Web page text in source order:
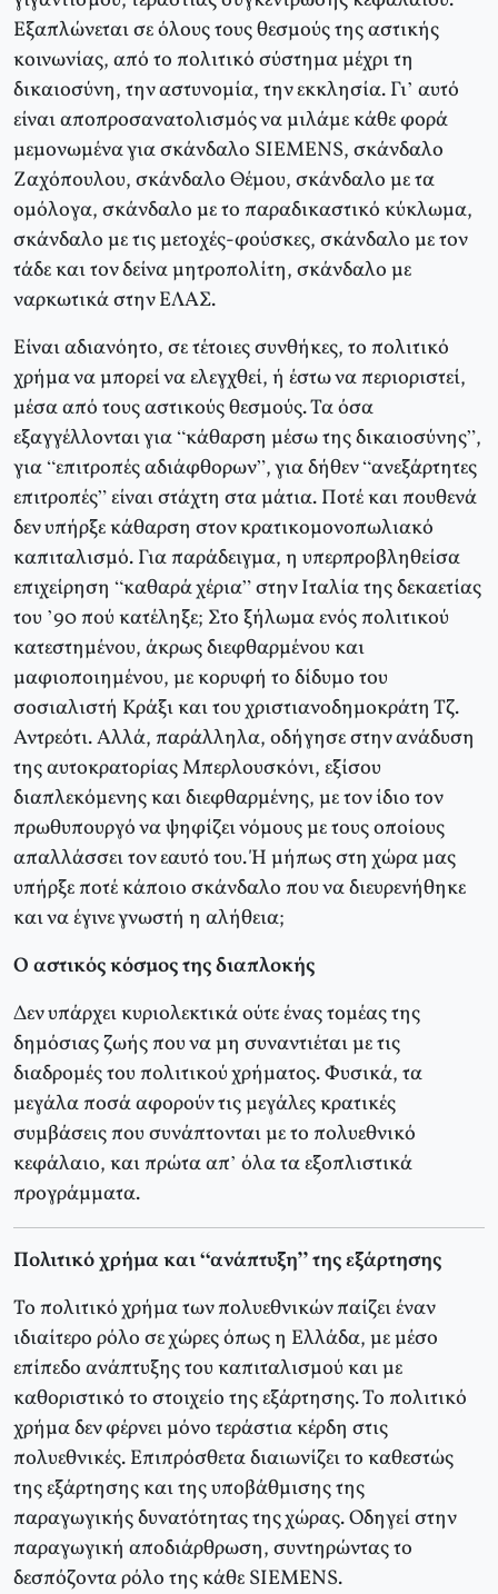
Εξαπλώνεται σε όλους τους θεσμούς της αστικής
κοινωνίας, από το πολιτικό σύστημα μέχρι τη
δικαιοσύνη, την αστυνομία, την εκκλησία. Γι’ αυτό
είναι αποπροσανατολισμός να μιλάμε κάθε φορά
μεμονωμένα για σκάνδαλο SIEMENS, σκάνδαλο
Ζαχόπουλου, σκάνδαλο Θέμου, σκάνδαλο με τα
ομόλογα, σκάνδαλο με το παραδικαστικό κύκλωμα,
σκάνδαλο με τις μετοχές-φούσκες, σκάνδαλο με τον
τάδε και τον δείνα μητροπολίτη, σκάνδαλο με
ναρκωτικά στην ΕΛΑΣ.
Είναι αδιανόητο, σε τέτοιες συνθήκες, το πολιτικό
χρήμα να μπορεί να ελεγχθεί, ή έστω να περιοριστεί,
μέσα από τους αστικούς θεσμούς. Τα όσα
εξαγγέλλονται για “κάθαρση μέσω της δικαιοσύνης”,
για “επιτροπές αδιάφθορων”, για δήθεν “ανεξάρτητες
επιτροπές” είναι στάχτη στα μάτια. Ποτέ και πουθενά
δεν υπήρξε κάθαρση στον κρατικομονοπωλιακό
καπιταλισμό. Για παράδειγμα, η υπερπροβληθείσα
επιχείρηση “καθαρά χέρια” στην Ιταλία της δεκαετίας
του ’90 πού κατέληξε; Στο ξήλωμα ενός πολιτικού
κατεστημένου, άκρως διεφθαρμένου και
μαφιοποιημένου, με κορυφή το δίδυμο του
σοσιαλιστή Κράξι και του χριστιανοδημοκράτη Τζ.
Αντρεότι. Αλλά, παράλληλα, οδήγησε στην ανάδυση
της αυτοκρατορίας Μπερλουσκόνι, εξίσου
διαπλεκόμενης και διεφθαρμένης, με τον ίδιο τον
πρωθυπουργό να ψηφίζει νόμους με τους οποίους
απαλλάσσει τον εαυτό του. Ή μήπως στη χώρα μας
υπήρξε ποτέ κάποιο σκάνδαλο που να διευρενήθηκε
και να έγινε γνωστή η αλήθεια;
Ο αστικός κόσμος της διαπλοκής
Δεν υπάρχει κυριολεκτικά ούτε ένας τομέας της
δημόσιας ζωής που να μη συναντιέται με τις
διαδρομές του πολιτικού χρήματος. Φυσικά, τα
μεγάλα ποσά αφορούν τις μεγάλες κρατικές
συμβάσεις που συνάπτονται με το πολυεθνικό
κεφάλαιο, και πρώτα απ’ όλα τα εξοπλιστικά
προγράμματα.
Πολιτικό χρήμα και “ανάπτυξη” της εξάρτησης
Το πολιτικό χρήμα των πολυεθνικών παίζει έναν
ιδιαίτερο ρόλο σε χώρες όπως η Ελλάδα, με μέσο
επίπεδο ανάπτυξης του καπιταλισμού και με
καθοριστικό το στοιχείο της εξάρτησης. Το πολιτικό
χρήμα δεν φέρνει μόνο τεράστια κέρδη στις
πολυεθνικές. Επιπρόσθετα διαιωνίζει το καθεστώς
της εξάρτησης και της υποβάθμισης της
παραγωγικής δυνατότητας της χώρας. Οδηγεί στην
παραγωγική αποδιάρθρωση, συντηρώντας το
δεσπόζοντα ρόλο της κάθε SIEMENS.